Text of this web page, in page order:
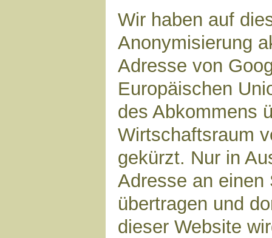
Wir haben auf
Anonymisierung
Adresse von
Europäischen
des Abkommens
Wirtschaftsraum
gekürzt. Nur in
Adresse an einen
übertragen und
dieser Website